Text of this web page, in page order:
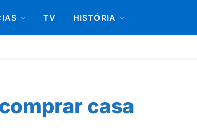
TV HISTÓRIA
casa